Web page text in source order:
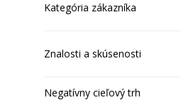
Kategória zákazníka
Znalosti a skúsenosti
Negatívny cieľový trh